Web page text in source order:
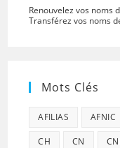
Renouvelez vos noms
Transférez vos noms
Mots Clés
AFILIAS AFNIC
CH CN